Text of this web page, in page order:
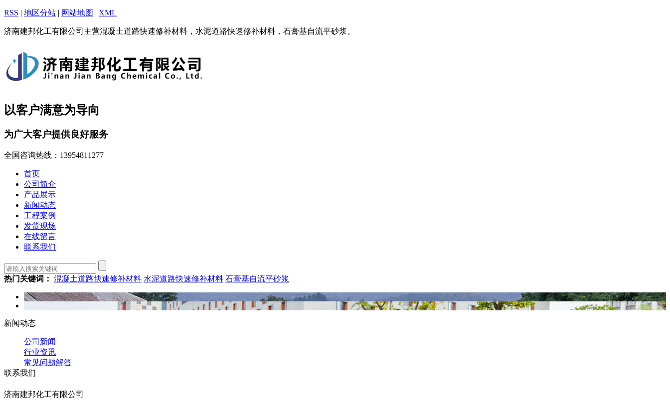
RSS | 地区分站 | 网站地图 | XML
济南建邦化工有限公司主营混凝土道路快速修补材料，水泥道路快速修补材料，石膏基自流平砂浆。
以客户满意为导向
为广大客户提供良好服务
全国咨询热线： 13954811277
首页
公司简介
产品展示
新闻动态
工程案例
发货现场
在线留言
联系我们
热门关键词： 混凝土道路快速修补材料 水泥道路快速修补材料 石膏基自流平砂浆
新闻动态
公司新闻
行业资讯
常见问题解答
联系我们
济南建邦化工有限公司